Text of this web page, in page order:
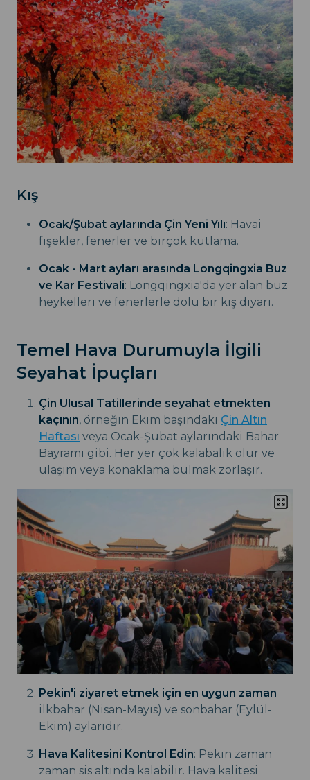
Kış
Ocak/Şubat aylarında Çin Yeni Yılı: Havai
fişekler, fenerler ve birçok kutlama.
Ocak - Mart ayları arasında Longqingxia Buz
ve Kar Festivali: Longqingxia'da yer alan buz
heykelleri ve fenerlerle dolu bir kış diyarı.
Temel Hava Durumuyla İlgili
Seyahat İpuçları
Çin Ulusal Tatillerinde seyahat etmekten
kaçının, örneğin Ekim başındaki Çin Altın
Haftası veya Ocak-Şubat aylarındaki Bahar
Bayramı gibi. Her yer çok kalabalık olur ve
ulaşım veya konaklama bulmak zorlaşır.
Pekin'i ziyaret etmek için en uygun zaman
ilkbahar (Nisan-Mayıs) ve sonbahar (Eylül-
Ekim) aylarıdır.
Hava Kalitesini Kontrol Edin: Pekin zaman
zaman sis altında kalabilir. Hava kalitesi